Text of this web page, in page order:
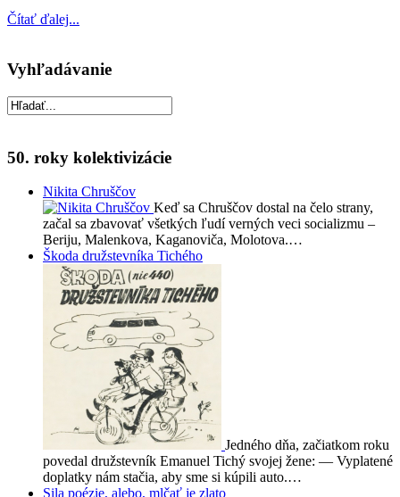
Čítať ďalej...
Vyhľadávanie
50. roky kolektivizácie
Nikita Chruščov
Keď sa Chruščov dostal na čelo strany,
začal sa zbavovať všetkých ľudí verných veci socializmu –
Beriju, Malenkova, Kaganoviča, Molotova.…
Škoda družstevníka Tichého
Jedného dňa, začiatkom roku
povedal družstevník Emanuel Tichý svojej žene: — Vyplatené
doplatky nám stačia, aby sme si kúpili auto.…
Sila poézie, alebo, mlčať je zlato